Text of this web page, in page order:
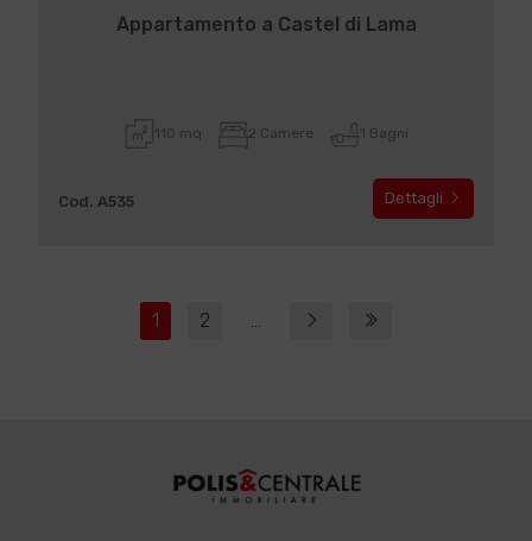
Appartamento a Castel di Lama
110 mq 2 Camere 1 Bagni
Cod. A535 Dettagli
1 2 ...